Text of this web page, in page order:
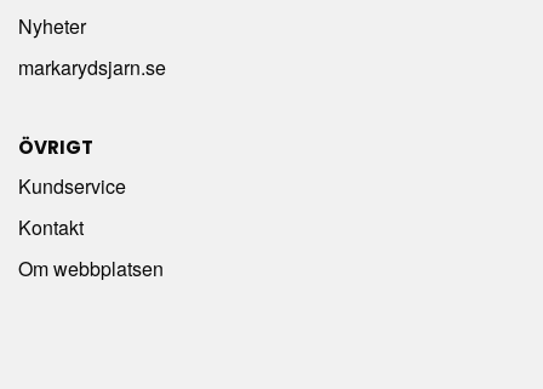
Nyheter
markarydsjarn.se
ÖVRIGT
Kundservice
Kontakt
Om webbplatsen